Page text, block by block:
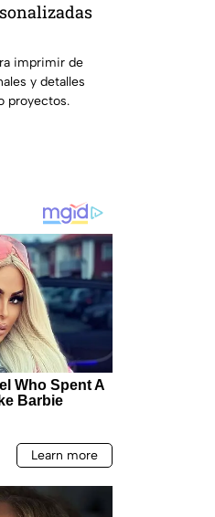
imprimir de
y detalles
proyectos.